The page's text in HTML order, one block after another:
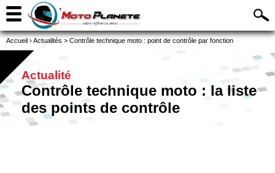
Accueil ›Actualités > Contrôle technique moto : point de contrôle par fonction
Actualité
Contrôle technique moto : la liste
des points de contrôle